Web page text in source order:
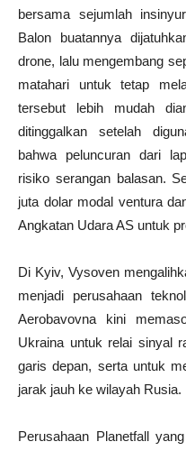
bersama sejumlah
Balon buatannya
drone, lalu mengembang
matahari untuk tetap
tersebut lebih mudah
ditinggalkan setelah
bahwa peluncuran dari
risiko serangan balasan.
juta dolar modal ventura
Angkatan Udara AS untuk
Di Kyiv, Vysoven
menjadi perusahaan
Aerobavovna kini
Ukraina untuk relai sinyal
garis depan, serta untuk
jarak jauh ke wilayah Rusia.
Perusahaan Planetfall